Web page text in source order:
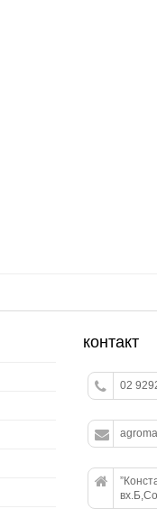
контакт
02